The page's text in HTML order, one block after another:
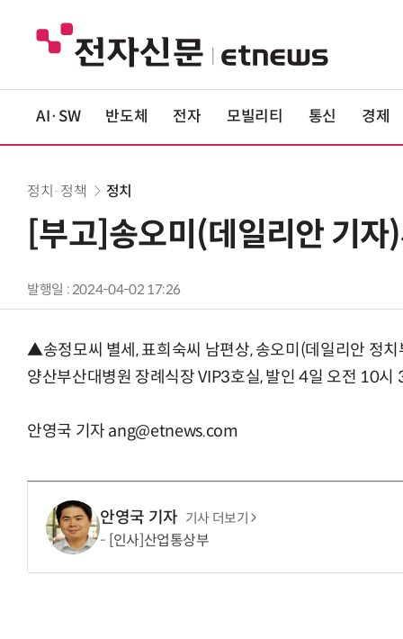
AI·SW 반도체 전자 모빌리티 통신 경제
정치·정책 정치
[부고]송오미(데일리안 기자
발행일 : 2024-04-02 17:26
▲송정모씨 별세, 표희숙씨 남편상, 송오미(데일리안 정
양산부산대병원 장례식장 VIP3호실, 발인 4일 오전 10
안영국 기자 ang@etnews.com
안영국 기자 기사 더보기
[인사]산업통상부